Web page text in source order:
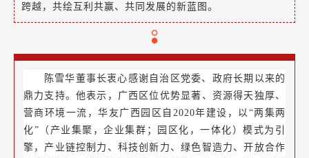
跨越，共绘互利共赢、共同发展的新蓝图。
陈雪华董事长衷心感谢自治区党委、政府长期以来的
鼎力支持。他表示，广西区位优势显著、资源得天独厚、
营商环境一流，华友广西园区自2020年建设，以“两集两
化”（产业集聚，企业集群；园区化，一体化）模式为引
擎，产业链控制力、科技创新力、绿色智造力、开放合作